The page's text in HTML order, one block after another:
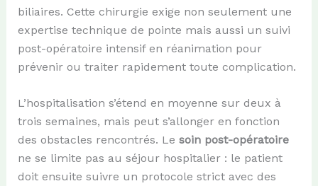
biliaires. Cette chirurgie exige non seulement une
expertise technique de pointe mais aussi un suivi
post-opératoire intensif en réanimation pour
prévenir ou traiter rapidement toute complication.
L’hospitalisation s’étend en moyenne sur deux à
trois semaines, mais peut s’allonger en fonction
des obstacles rencontrés. Le soin post-opératoire
ne se limite pas au séjour hospitalier : le patient
doit ensuite suivre un protocole strict avec des